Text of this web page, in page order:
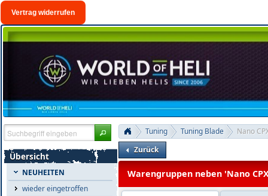
Vertrag widerrufen
Übersicht
NEUHEITEN
wieder eingetroffen
Tuning Tuning Blade
Nano
Zurück
Warengruppen neben 'Nano